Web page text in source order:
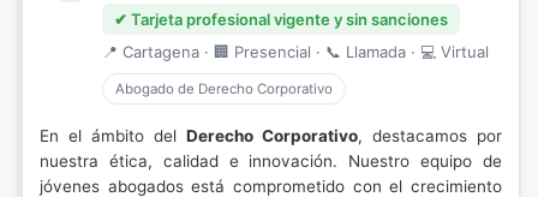
✔ Tarjeta profesional vigente y sin sanciones
📍 Cartagena · 🏢 Presencial · 📞 Llamada · 💻 Virtual
Abogado de Derecho Corporativo
En el ámbito del Derecho Corporativo, destacamos por
nuestra ética, calidad e innovación. Nuestro equipo de
jóvenes abogados está comprometido con el crecimiento